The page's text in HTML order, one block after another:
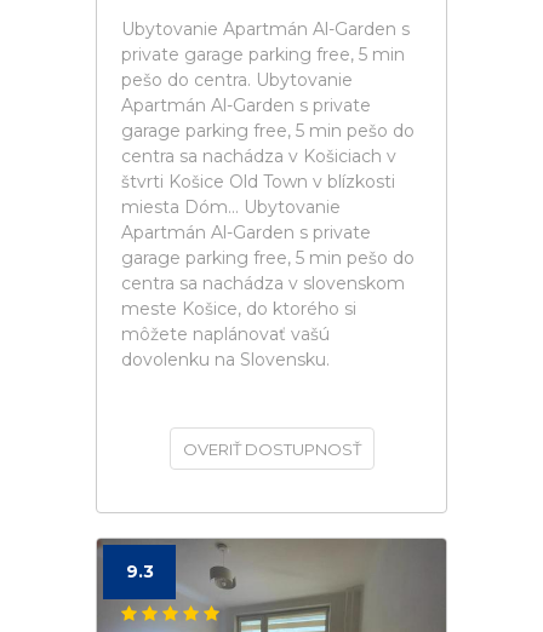
Ubytovanie Apartmán Al-Garden s
private garage parking free, 5 min
pešo do centra. Ubytovanie
Apartmán Al-Garden s private
garage parking free, 5 min pešo do
centra sa nachádza v Košiciach v
štvrti Košice Old Town v blízkosti
miesta Dóm... Ubytovanie
Apartmán Al-Garden s private
garage parking free, 5 min pešo do
centra sa nachádza v slovenskom
meste Košice, do ktorého si
môžete naplánovať vašú
dovolenku na Slovensku.
OVERIŤ DOSTUPNOSŤ
9.3